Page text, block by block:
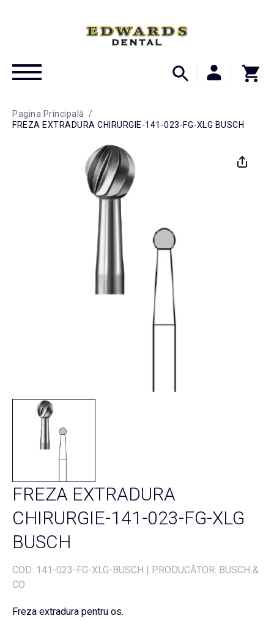
Pagina Principală
/
FREZA EXTRADURA CHIRURGIE-141-023-FG-XLG BUSCH
FREZA EXTRADURA
CHIRURGIE-141-023-FG-XLG
BUSCH
COD: 141-023-FG-XLG-BUSCH | PRODUCĂTOR: BUSCH &
CO
Freza extradura pentru os.